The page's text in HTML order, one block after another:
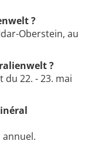
?
Oberstein, au
?
22. - 23. mai